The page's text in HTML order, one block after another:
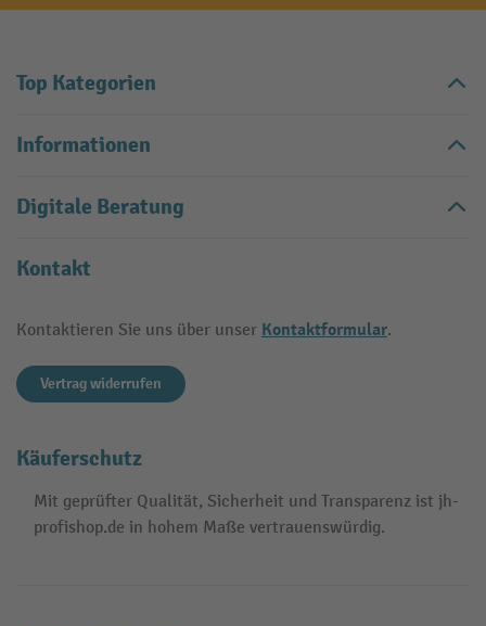
Top Kategorien
Informationen
Digitale Beratung
Kontakt
Kontaktieren Sie uns über unser Kontaktformular.
Vertrag widerrufen
Käuferschutz
Mit geprüfter Qualität, Sicherheit und Transparenz ist jh-
profishop.de in hohem Maße vertrauenswürdig.